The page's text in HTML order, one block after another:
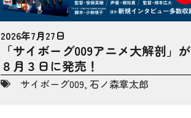
2026年7月27日
「サイボーグ009アニメ大解剖」が
８月３日に発売！
サイボーグ009,石ノ森章太郎